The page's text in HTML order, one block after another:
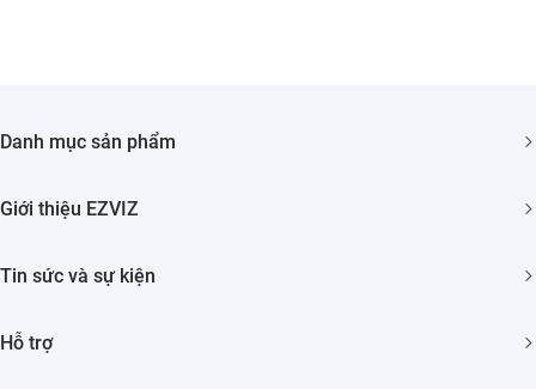
Danh mục sản phẩm
Giới thiệu EZVIZ
Tìm nhà phân phối
Tin sức và sự kiện
Hỗ trợ